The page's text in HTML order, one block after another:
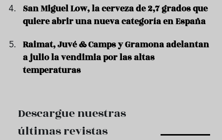
San Miguel Low, la cerveza de 2,7 grados que
quiere abrir una nueva categoría en España
Raimat, Juvé & Camps y Gramona adelantan
a julio la vendimia por las altas
temperaturas
Descargue nuestras
últimas revistas